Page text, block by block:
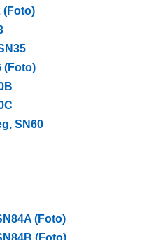
(Foto)
(Foto)
SN60
(Foto)
(Foto)